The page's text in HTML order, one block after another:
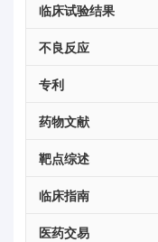
临床试验结果
不良反应
专利
药物文献
靶点综述
临床指南
医药交易